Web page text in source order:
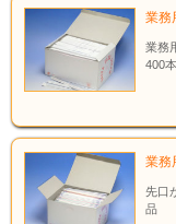
業務
業務
400
業務
先口
品